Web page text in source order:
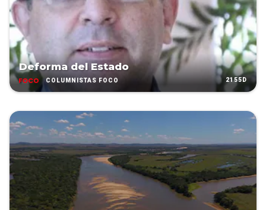
Deforma del Estado
COLUMNISTAS FOCO 2155D